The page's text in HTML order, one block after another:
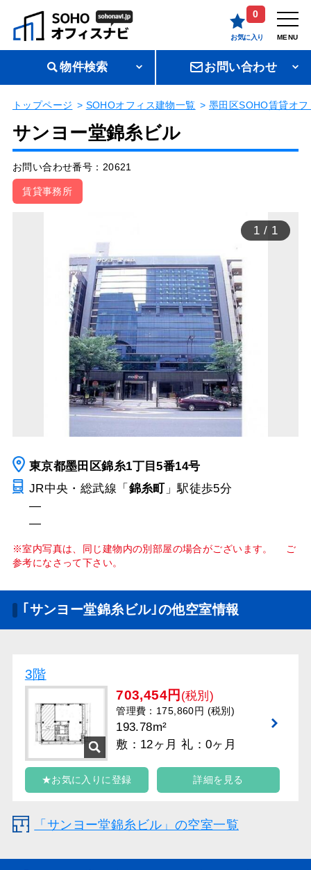
0
お気に入り MENU
物件検索 お問い合わせ
トップページ SOHOオフィス建物一覧 墨田区SOHO賃貸オフ
サンヨー堂錦糸ビル
お問い合わせ番号：20621
賃貸事務所
1 / 1
東京都墨田区錦糸1丁目5番14号
JR中央・総武線「 錦糸町」駅徒歩5分
―
―
※室内写真は、同じ建物内の別部屋の場合がございます。 ご
参考になさって下さい。
｢サンヨー堂錦糸ビル｣の他空室情報
3階
703,454円 (税別)
管理費：175,860円 (税別)
193.78m²
敷：12ヶ月 礼：0ヶ月
★お気に入りに登録 詳細を見る
「サンヨー堂錦糸ビル」の空室一覧